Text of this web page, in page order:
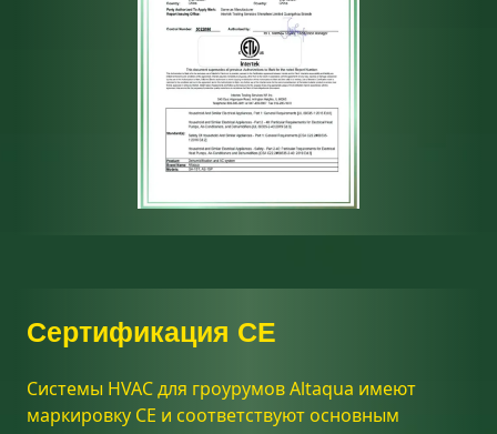
Сертификация CE
Системы HVAC для гроурумов Altaqua имеют
маркировку CE и соответствуют основным